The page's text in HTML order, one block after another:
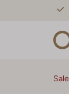
Sale